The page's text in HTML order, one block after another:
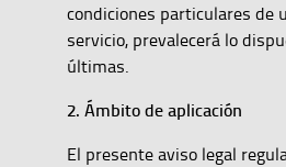
condiciones particulares de
servicio, prevalecerá lo
últimas.
2. Ámbito de aplicación
El presente aviso legal